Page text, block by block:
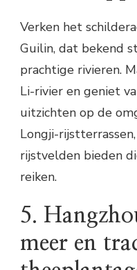
Verken het
Guilin, dat bekend
prachtige rivieren.
Li-rivier en geniet
uitzichten op de
Longji-
rijstvelden bieden
reiken.
5.
meer en